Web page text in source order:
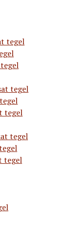
tegel
tegel
tegel
tegel
tegel